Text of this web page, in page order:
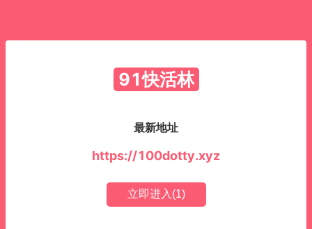
91快活林
最新地址
https://100dotty.xyz
立即进入(1)